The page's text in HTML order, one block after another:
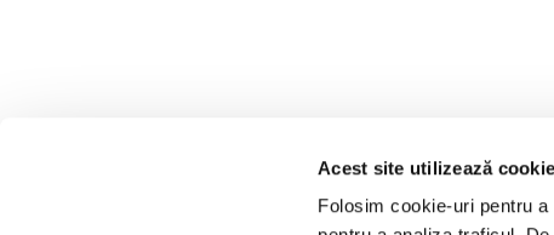
Acest site utilizează
Folosim cookie-uri pentru